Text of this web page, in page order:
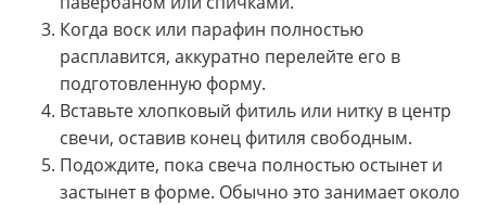
Когда воск или парафин полностью
расплавится, аккуратно перелейте его в
подготовленную форму.
Вставьте хлопковый фитиль или нитку в центр
свечи, оставив конец фитиля свободным.
Подождите, пока свеча полностью остынет и
застынет в форме. Обычно это занимает около